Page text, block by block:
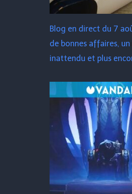
Blog en direct du 7
de bonnes affaires, un
inattendu et plus